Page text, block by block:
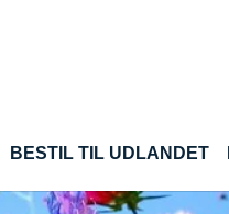
BESTIL TIL UDLANDET